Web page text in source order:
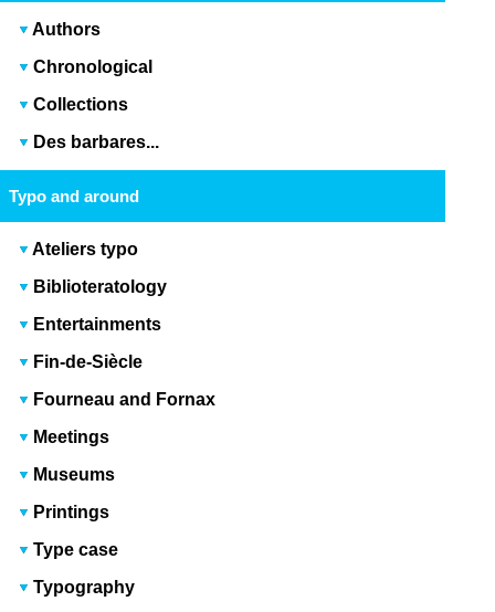
Authors
Chronological
Collections
Des barbares...
Typo and around
Ateliers typo
Biblioteratology
Entertainments
Fin-de-Siècle
Fourneau and Fornax
Meetings
Museums
Printings
Type case
Typography